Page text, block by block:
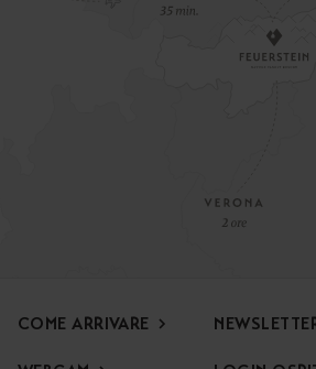
COME ARRIVARE